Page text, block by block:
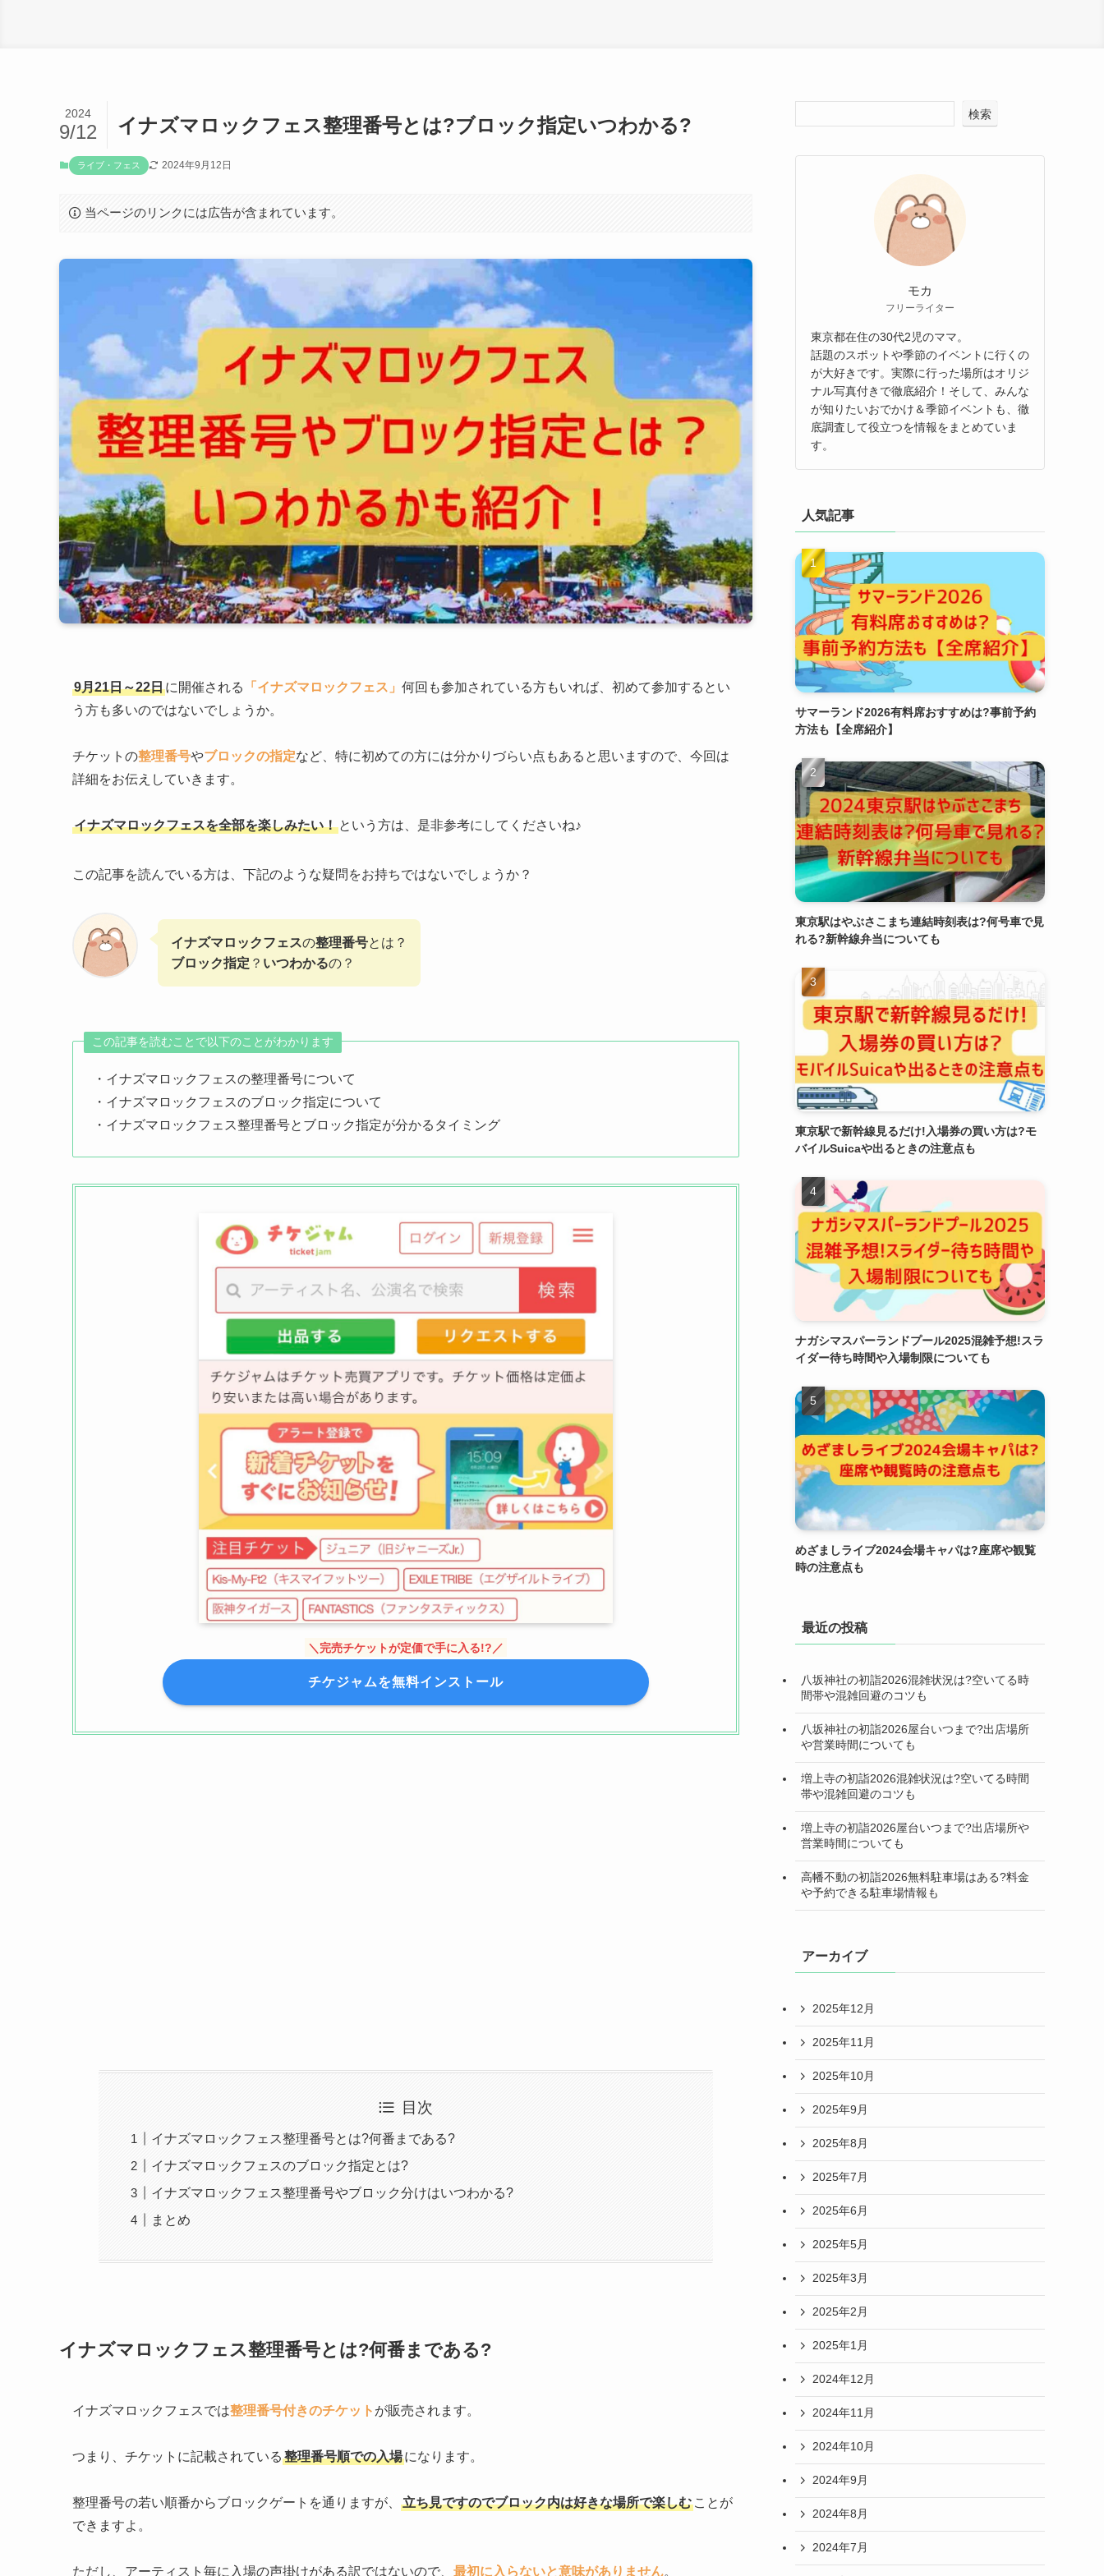
イナズマロックフェス整理番号とは?ブロック指定いつわかる?
2024
9/12
ライブ・フェス 2024年9月12日
当ページのリンクには広告が含まれています。
9月21日～22日に開催される 「イナズマロックフェス」 何回も参加されている方もいれば、初めて参加するとい
う方も多いのではないでしょうか。
チケットの整理番号やブロックの指定など、特に初めての方には分かりづらい点もあると思いますので、今回は
詳細をお伝えしていきます。
イナズマロックフェスを全部を楽しみたい！ という方は、是非参考にしてくださいね♪
この記事を読んでいる方は、下記のような疑問をお持ちではないでしょうか？
イナズマロックフェスの整理番号とは？
ブロック指定 ？ いつわかるの？
この記事を読むことで以下のことがわかります
・イナズマロックフェスの整理番号について
・イナズマロックフェスのブロック指定について
・イナズマロックフェス整理番号とブロック指定が分かるタイミング
＼完売チケットが定価で手に入る!?／
チケジャムを無料インストール
目次
イナズマロックフェス整理番号とは?何番まである?
イナズマロックフェスのブロック指定とは?
イナズマロックフェス整理番号やブロック分けはいつわかる?
まとめ
イナズマロックフェス整理番号とは?何番まである?
イナズマロックフェスでは整理番号付きのチケット が販売されます。
つまり、チケットに記載されている 整理番号順での入場になります。
整理番号の若い順番からブロックゲートを通りますが、 立ち見ですのでブロック内は好きな場所で楽しむ ことが
できますよ。
ただし、アーティスト毎に入場の声掛けがある訳ではないので、 最初に入らないと意味がありません。
検索
モカ
フリーライター
東京都在住の30代2児のママ。
話題のスポットや季節のイベントに行くの
が大好きです。実際に行った場所はオリジ
ナル写真付きで徹底紹介！そして、みんな
が知りたいおでかけ＆季節イベントも、徹
底調査して役立つを情報をまとめていま
す。
人気記事
サマーランド2026有料席おすすめは?事前予約
方法も【全席紹介】
東京駅はやぶさこまち連結時刻表は?何号車で見
れる?新幹線弁当についても
東京駅で新幹線見るだけ!入場券の買い方は?モ
バイルSuicaや出るときの注意点も
ナガシマスパーランドプール2025混雑予想!スラ
イダー待ち時間や入場制限についても
めざましライブ2024会場キャパは?座席や観覧
時の注意点も
最近の投稿
八坂神社の初詣2026混雑状況は?空いてる時
間帯や混雑回避のコツも
八坂神社の初詣2026屋台いつまで?出店場所
や営業時間についても
増上寺の初詣2026混雑状況は?空いてる時間
帯や混雑回避のコツも
増上寺の初詣2026屋台いつまで?出店場所や
営業時間についても
高幡不動の初詣2026無料駐車場はある?料金
や予約できる駐車場情報も
アーカイブ
2025年12月
2025年11月
2025年10月
2025年9月
2025年8月
2025年7月
2025年6月
2025年5月
2025年3月
2025年2月
2025年1月
2024年12月
2024年11月
2024年10月
2024年9月
2024年8月
2024年7月